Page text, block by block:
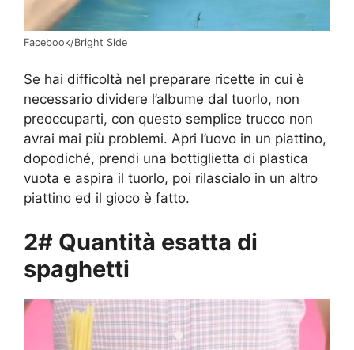
Facebook/Bright Side
Se hai difficoltà nel preparare ricette in cui è
necessario dividere l’albume dal tuorlo, non
preoccuparti, con questo semplice trucco non
avrai mai più problemi. Apri l’uovo in un piattino,
dopodiché, prendi una bottiglietta di plastica
vuota e aspira il tuorlo, poi rilascialo in un altro
piattino ed il gioco è fatto.
2# Quantità esatta di
spaghetti